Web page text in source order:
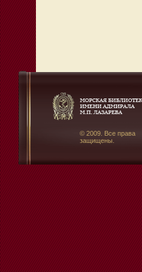
© 2009. Все права
защищены.